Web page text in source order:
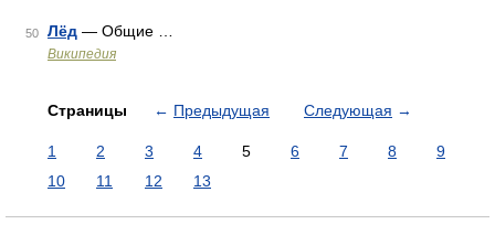
50 Лёд — Общие …
Википедия
Страницы ← Предыдущая Следующая →
1 2 3 4 5 6 7 8
9
10
11 12 13